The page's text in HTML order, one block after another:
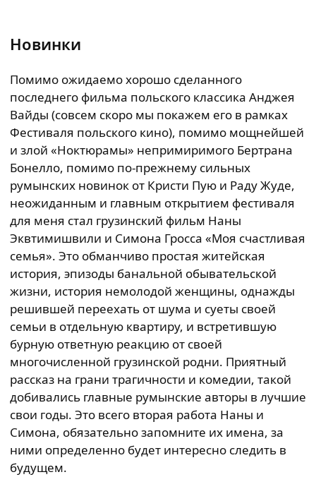
Новинки
Помимо ожидаемо хорошо сделанного
последнего фильма польского классика Анджея
Вайды (совсем скоро мы покажем его в рамках
Фестиваля польского кино), помимо мощнейшей
и злой «Ноктюрамы» непримиримого Бертрана
Бонелло, помимо по-прежнему сильных
румынских новинок от Кристи Пую и Раду Жуде,
неожиданным и главным открытием фестиваля
для меня стал грузинский фильм Наны
Эквтимишвили и Симона Гросса «Моя счастливая
семья». Это обманчиво простая житейская
история, эпизоды банальной обывательской
жизни, история немолодой женщины, однажды
решившей переехать от шума и суеты своей
семьи в отдельную квартиру, и встретившую
бурную ответную реакцию от своей
многочисленной грузинской родни. Приятный
рассказ на грани трагичности и комедии, такой
добивались главные румынские авторы в лучшие
свои годы. Это всего вторая работа Наны и
Симона, обязательно запомните их имена, за
ними определенно будет интересно следить в
будущем.